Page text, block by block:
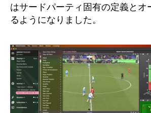
はサードパーティ固有の定義とオ
るようになりました。